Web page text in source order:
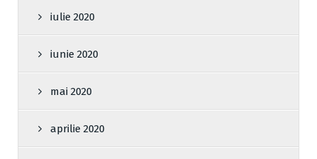
iulie 2020
iunie 2020
mai 2020
aprilie 2020